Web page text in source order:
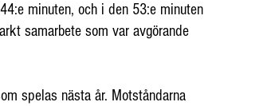
minuten, och i den 53:e minuten
samarbete som var avgörande
spelas nästa år. Motståndarna